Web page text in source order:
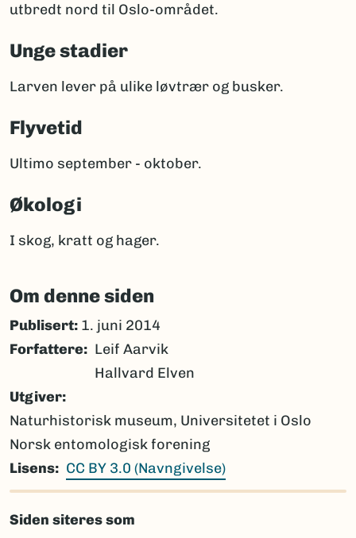
utbredt nord til Oslo-området.
Unge stadier
Larven lever på ulike løvtrær og busker.
Flyvetid
Ultimo september - oktober.
Økologi
I skog, kratt og hager.
Om denne siden
Publisert: 1. juni 2014
Forfattere
Leif Aarvik
Hallvard Elven
Utgiver
Naturhistorisk museum, Universitetet i Oslo
Norsk entomologisk forening
Lisens
CC BY 3.0 (Navngivelse)
Siden siteres som